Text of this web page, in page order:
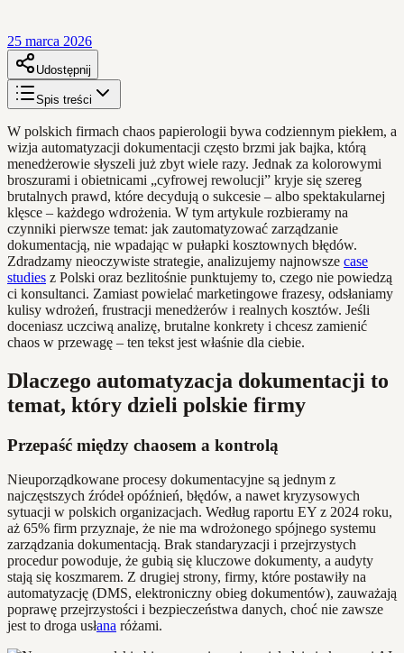
25 marca 2026
Udostępnij
Spis treści
W polskich firmach chaos papierologii bywa codziennym piekłem, a
wizja automatyzacji dokumentacji często brzmi jak bajka, którą
menedżerowie słyszeli już zbyt wiele razy. Jednak za kolorowymi
broszurami i obietnicami „cyfrowej rewolucji” kryje się szereg
brutalnych prawd, które decydują o sukcesie – albo spektakularnej
klęsce – każdego wdrożenia. W tym artykule rozbieramy na
czynniki pierwsze temat: jak zautomatyzować zarządzanie
dokumentacją, nie wpadając w pułapki kosztownych błędów.
Zdradzamy nieoczywiste strategie, analizujemy najnowsze case
studies z Polski oraz bezlitośnie punktujemy to, czego nie powiedzą
ci konsultanci. Zamiast powielać marketingowe frazesy, odsłaniamy
kulisy wdrożeń, frustracji menedżerów i realnych kosztów. Jeśli
doceniasz uczciwą analizę, brutalne konkrety i chcesz zamienić
chaos w przewagę – ten tekst jest właśnie dla ciebie.
Dlaczego automatyzacja dokumentacji to
temat, który dzieli polskie firmy
Przepaść między chaosem a kontrolą
Nieuporządkowane procesy dokumentacyjne są jednym z
najczęstszych źródeł opóźnień, błędów, a nawet kryzysowych
sytuacji w polskich organizacjach. Według raportu EY z 2024 roku,
aż 65% firm przyznaje, że nie ma wdrożonego spójnego systemu
zarządzania dokumentacją. Brak standaryzacji i przejrzystych
procedur powoduje, że gubią się kluczowe dokumenty, a audyty
stają się koszmarem. Z drugiej strony, firmy, które postawiły na
automatyzację (DMS, elektroniczny obieg dokumentów), zauważają
poprawę przejrzystości i bezpieczeństwa danych, choć nie zawsze
jest to droga usłana różami.